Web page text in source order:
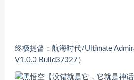
终极提督：航海时代/Ultimate
V1.0.0 Build37327）